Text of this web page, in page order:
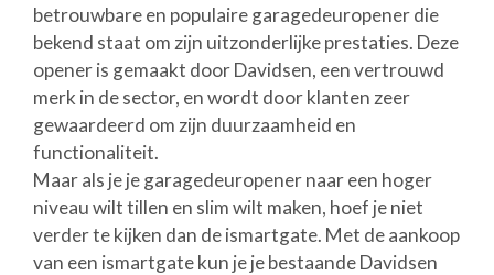
betrouwbare en populaire garagedeuropener die
bekend staat om zijn uitzonderlijke prestaties. Deze
opener is gemaakt door Davidsen, een vertrouwd
merk in de sector, en wordt door klanten zeer
gewaardeerd om zijn duurzaamheid en
functionaliteit.
Maar als je je garagedeuropener naar een hoger
niveau wilt tillen en slim wilt maken, hoef je niet
verder te kijken dan de ismartgate. Met de aankoop
van een ismartgate kun je je bestaande Davidsen